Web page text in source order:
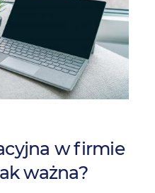
w firmie
ważna?